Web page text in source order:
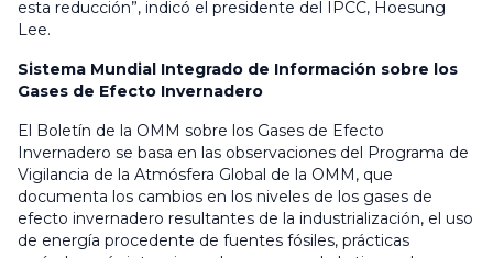
esta reducción”, indicó el presidente del IPCC, Hoesung
Lee.
Sistema Mundial Integrado de Información sobre los
Gases de Efecto Invernadero
El Boletín de la OMM sobre los Gases de Efecto
Invernadero se basa en las observaciones del Programa de
Vigilancia de la Atmósfera Global de la OMM, que
documenta los cambios en los niveles de los gases de
efecto invernadero resultantes de la industrialización, el uso
de energía procedente de fuentes fósiles, prácticas